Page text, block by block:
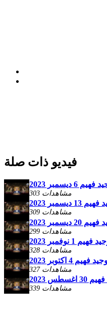
فيديو ذات صلة
303 مشاهدات
309 مشاهدات
299 مشاهدات
2023
328 مشاهدات
2023
327 مشاهدات
2023
339 مشاهدات